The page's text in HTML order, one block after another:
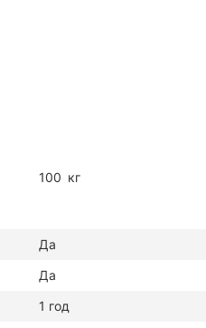
100 кг
Да
Да
1 год